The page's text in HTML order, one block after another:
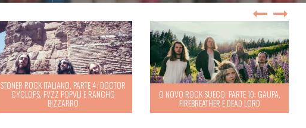
STONER ROCK ITALIANO, PARTE 4: DOCTOR
CYCLOPS, FVZZ POPVLI E RANCHO
BIZZARRO
O NOVO ROCK SUECO, PARTE 10: GAUPA,
FIREBREATHER E DEAD LORD